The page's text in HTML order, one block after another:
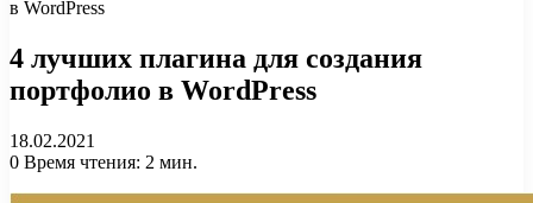
в WordPress
4 лучших плагина для создания
портфолио в WordPress
18.02.2021
0 Время чтения: 2 мин.